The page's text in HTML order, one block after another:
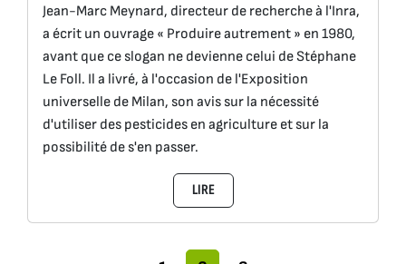
Jean-Marc Meynard, directeur de recherche à l'Inra,
a écrit un ouvrage « Produire autrement » en 1980,
avant que ce slogan ne devienne celui de Stéphane
Le Foll. Il a livré, à l'occasion de l'Exposition
universelle de Milan, son avis sur la nécessité
d'utiliser des pesticides en agriculture et sur la
possibilité de s'en passer.
LIRE
Navigation dans la page